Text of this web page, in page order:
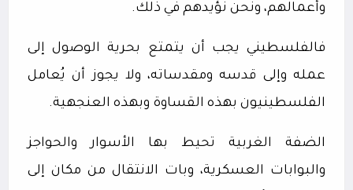
وأعمالهم، ونحن نؤيدهم في ذلك.
فالفلسطيني يجب أن يتمتع بحرية الوصول إلى
عمله وإلى قدسه ومقدساته، ولا يجوز أن يُعامل
الفلسطينيون بهذه القساوة وبهذه العنجهية.
الضفة الغربية تحيط بها الأسوار والحواجز
والبوابات العسكرية، وبات الانتقال من مكان إلى